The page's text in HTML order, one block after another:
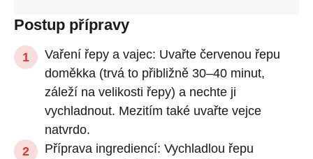
Postup přípravy
Vaření řepy a vajec: Uvařte červenou řepu
doměkka (trvá to přibližně 30–40 minut,
záleží na velikosti řepy) a nechte ji
vychladnout. Mezitím také uvařte vejce
natvrdo.
Příprava ingrediencí: Vychladlou řepu